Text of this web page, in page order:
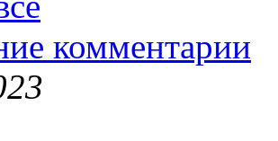
комментарии